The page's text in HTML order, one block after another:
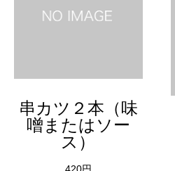
串カツ２本（味
噌またはソー
ス）